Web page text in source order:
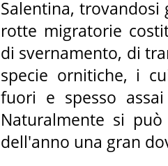
Salentina,
rotte migratorie
di svernamento, di
specie ornitiche, i
fuori e spesso
Naturalmente si
dell'anno una gran